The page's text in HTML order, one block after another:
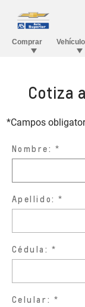
Cotiza
*Campos
Nombre:
Apellido:
Cédula:
Celular: